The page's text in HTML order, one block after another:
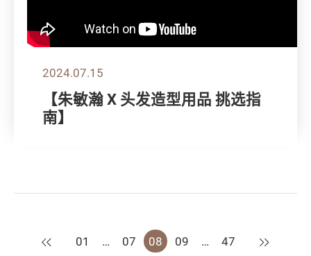
2024.07.15
【朱敏瀚 X 头发造型用品 挑选指
南】
上一页
01 … 07 08 09 … 47 下一页